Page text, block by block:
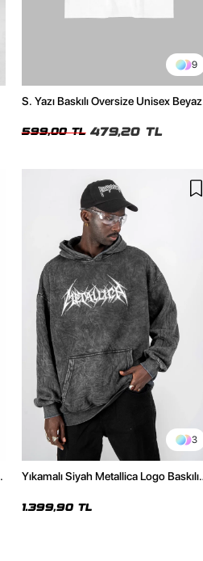
9
S. Yazı Baskılı Oversize Unisex Beyaz
599,00 TL 479,20 TL
3
Yıkamalı Siyah Metallica Logo Baskılı
1.399,90 TL